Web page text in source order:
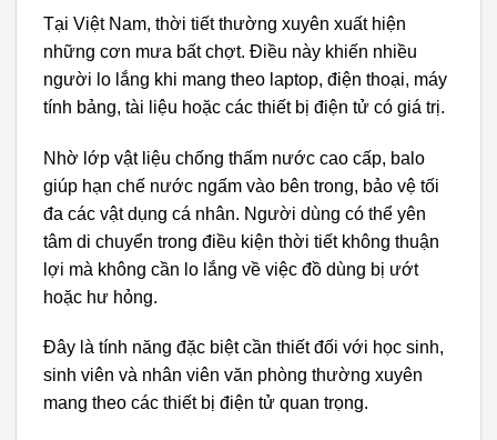
Tại Việt Nam, thời tiết thường xuyên xuất hiện
những cơn mưa bất chợt. Điều này khiến nhiều
người lo lắng khi mang theo laptop, điện thoại, máy
tính bảng, tài liệu hoặc các thiết bị điện tử có giá trị.
Nhờ lớp vật liệu chống thấm nước cao cấp, balo
giúp hạn chế nước ngấm vào bên trong, bảo vệ tối
đa các vật dụng cá nhân. Người dùng có thể yên
tâm di chuyển trong điều kiện thời tiết không thuận
lợi mà không cần lo lắng về việc đồ dùng bị ướt
hoặc hư hỏng.
Đây là tính năng đặc biệt cần thiết đối với học sinh,
sinh viên và nhân viên văn phòng thường xuyên
mang theo các thiết bị điện tử quan trọng.